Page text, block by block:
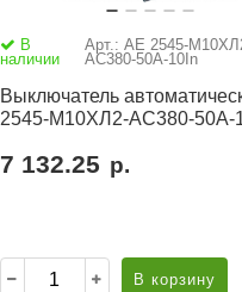
В
наличии
Арт.: АЕ 2545-
AC380-50А-10In
Выключатель
2545-М10ХЛ2-AC380-50А-
7 132.25 р.
В корзину